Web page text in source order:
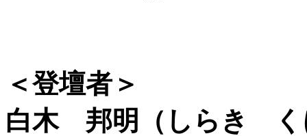
＜登壇者＞
白木 邦明（しらき く